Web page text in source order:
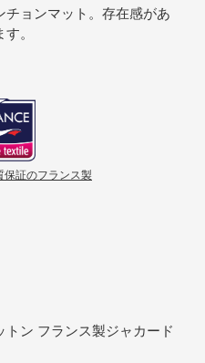
チョンマット。存在感があ
。
保証のフランス製
ン フランス製ジャカード